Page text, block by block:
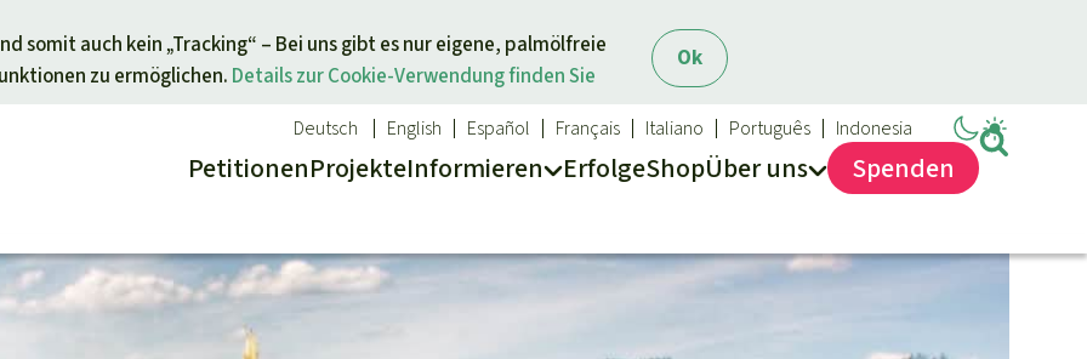
Ok
somit auch kein „Tracking“ – Bei uns gibt es nur eigene, palmölfreie
zu ermöglichen. Details zur Cookie-Verwendung finden Sie
PetitionenProjekteInformieren
Aktuelles
Erfolge
Report
ErfolgeShopÜberuns
Deutsch English Español Français Italiano Português Indonesia
Spenden
ein Thema Spenden für eine Region
Südostasien